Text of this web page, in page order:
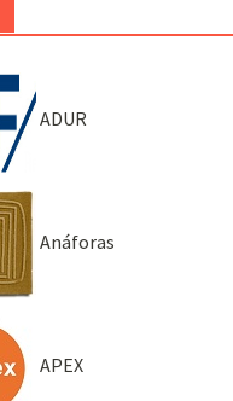
ADUR
Anáforas
APEX